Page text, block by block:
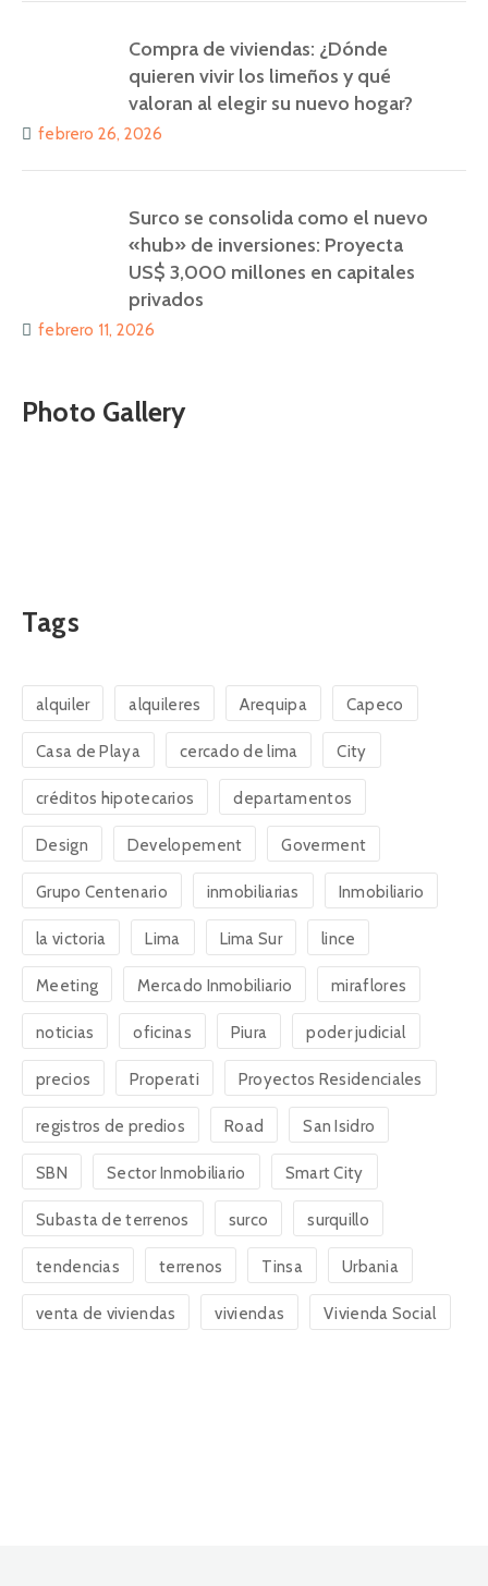
Compra de viviendas: ¿Dónde
quieren vivir los limeños y qué
valoran al elegir su nuevo hogar?
febrero 26, 2026
Surco se consolida como el nuevo
«hub» de inversiones: Proyecta
US$ 3,000 millones en capitales
privados
febrero 11, 2026
Photo Gallery
Tags
alquiler alquileres Arequipa Capeco
Casa de Playa cercado de lima City
créditos hipotecarios departamentos
Design Developement Goverment
Grupo Centenario inmobiliarias Inmobiliario
la victoria Lima Lima Sur lince
Meeting Mercado Inmobiliario miraflores
noticias oficinas Piura poder judicial
precios Properati Proyectos Residenciales
registros de predios Road San Isidro
SBN Sector Inmobiliario Smart City
Subasta de terrenos surco surquillo
tendencias terrenos Tinsa Urbania
venta de viviendas viviendas Vivienda Social